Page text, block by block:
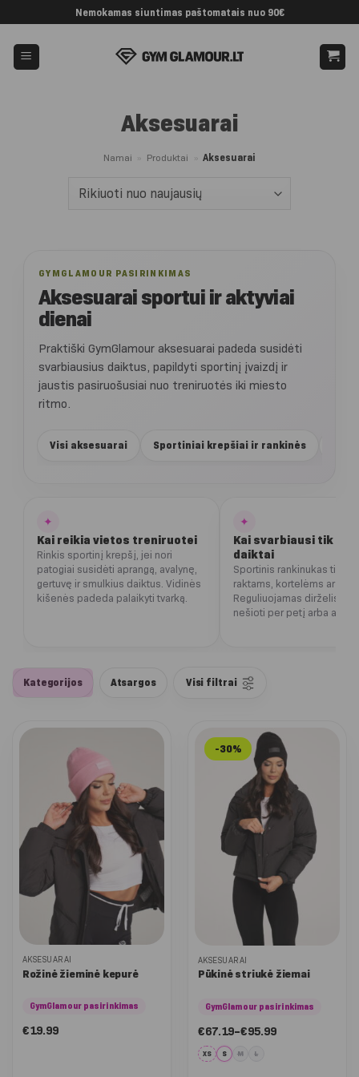
to
content
Nemokamas siuntimas paštomatais nuo 90€
Aksesuarai
Namai » Produktai » Aksesuarai
GYMGLAMOUR PASIRINKIMAS
Aksesuarai sportui ir aktyviai
dienai
Praktiški GymGlamour aksesuarai padeda susidėti
svarbiausius daiktus, papildyti sportinį įvaizdį ir
jaustis pasiruošusiai nuo treniruotės iki miesto
ritmo.
Visi aksesuarai Sportiniai krepšiai ir rankinės
✦
Kai reikia vietos treniruotei
Rinkis sportinį krepšį, jei nori
patogiai susidėti aprangą, avalynę,
gertuvę ir smulkius daiktus. Vidinės
kišenės padeda palaikyti tvarką.
✦
Kai svarbiausi tik
daiktai
Sportinis rankinukas tinka
raktams, kortelėms ar
Reguliuojamas dirželis
nešioti per petį arba ant
Kategorijos Atsargos Visi filtrai
AKSESUARAI
Rožinė žieminė kepurė
GymGlamour pasirinkimas
€19.99
-30%
AKSESUARAI
Pūkinė striukė žiemai
GymGlamour pasirinkimas
€67.19–€95.99
Nuo:
€67.19
iki
XS S M L